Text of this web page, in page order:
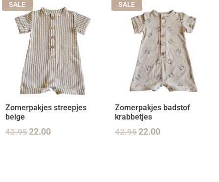
SALE
Zomerpakjes streepjes
beige
42.9522.00
SALE
Zomerpakjes badstof
krabbetjes
42.9522.00